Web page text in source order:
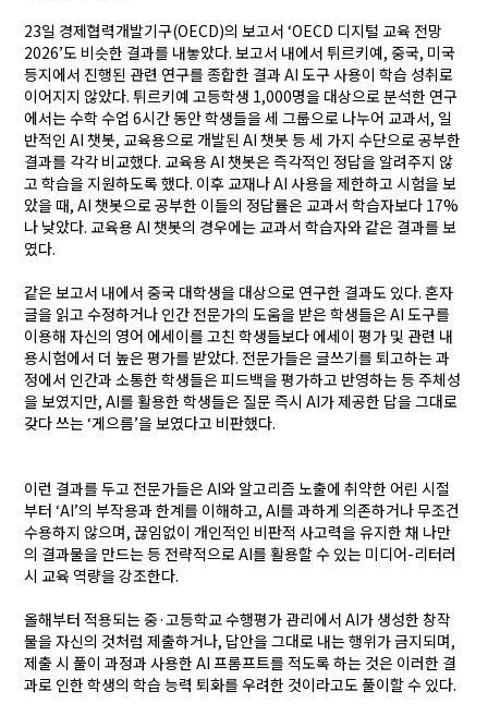
23일 경제협력개발기구(OECD)의 보고서‘OECD 디지털 교육 전망
2026’도 비슷한 결과를 내놓았다. 보고서 내에서 튀르키예,중국, 미국
등지에서 진행된 관련 연구를 종합한 결과AI도구 사용이 학습 성취로
이어지지 않았다.튀르키예 고등학생 1,000명을 대상으로 분석한 연구
에서는 수학 수업6시간 동안 학생들을 세 그룹으로 나누어 교과서, 일
반적인AI챗봇, 교육용으로 개발된AI챗봇 등 세 가지 수단으로 공부한
결과를 각각 비교했다. 교육용AI챗봇은 즉각적인 정답을 알려주지 않
고 학습을 지원하도록 했다. 이후 교재나AI사용을 제한하고 시험을 보
았을 때,AI챗봇으로 공부한 이들의 정답률은 교과서 학습자보다 17%
나 낮았다. 교육용AI챗봇의 경우에는 교과서 학습자와 같은 결과를 보
였다.
같은 보고서 내에서 중국 대학생을 대상으로 연구한 결과도 있다.혼자
글을 읽고 수정하거나 인간 전문가의 도움을 받은 학생들은AI도구를
이용해 자신의 영어 에세이를 고친 학생들보다 에세이 평가 및 관련 내
용시험에서 더 높은 평가를 받았다. 전문가들은글쓰기를 퇴고하는 과
정에서 인간과 소통한 학생들은 피드백을 평가하고 반영하는 등 주체성
을 보였지만, AI를 활용한 학생들은 질문 즉시AI가 제공한 답을 그대로
갖다 쓰는‘게으름’을 보였다고 비판했다.
이런 결과를 두고 전문가들은AI와 알고리즘 노출에 취약한 어린 시절
부터‘AI’의 부작용과 한계를 이해하고, AI를 과하게 의존하거나 무조건
수용하지 않으며,끊임없이 개인적인 비판적 사고력을 유지한 채 나만
의 결과물을 만드는 등 전략적으로AI를 활용할 수 있는 미디어-리터러
시 교육 역량을 강조한다.
올해부터 적용되는 중·고등학교 수행평가 관리에서AI가 생성한 창작
물을 자신의 것처럼 제출하거나, 답안을 그대로 내는 행위가 금지되며,
제출 시 풀이 과정과 사용한AI프롬프트를 적도록 하는 것은 이러한 결
과로 인한 학생의 학습 능력 퇴화를 우려한 것이라고도 풀이할 수 있다.